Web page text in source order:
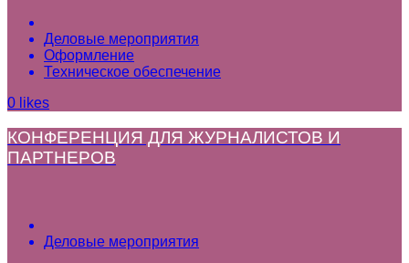
Деловые мероприятия
Оформление
Техническое обеспечение
0 likes
КОНФЕРЕНЦИЯ ДЛЯ ЖУРНАЛИСТОВ И
ПАРТНЕРОВ
Деловые мероприятия